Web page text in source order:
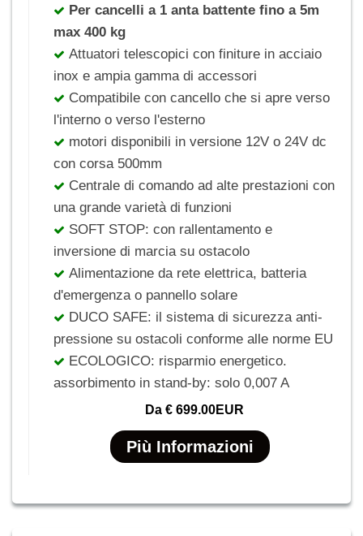
Per cancelli a 1 anta battente fino a 5m
max 400 kg
Attuatori telescopici con finiture in acciaio
inox e ampia gamma di accessori
Compatibile con cancello che si apre verso
l'interno o verso l'esterno
motori disponibili in versione 12V o 24V dc
con corsa 500mm
Centrale di comando ad alte prestazioni con
una grande varietà di funzioni
SOFT STOP: con rallentamento e
inversione di marcia su ostacolo
Alimentazione da rete elettrica, batteria
d'emergenza o pannello solare
DUCO SAFE: il sistema di sicurezza anti-
pressione su ostacoli conforme alle norme EU
ECOLOGICO: risparmio energetico.
assorbimento in stand-by: solo 0,007 A
Da € 699.00EUR
Più Informazioni